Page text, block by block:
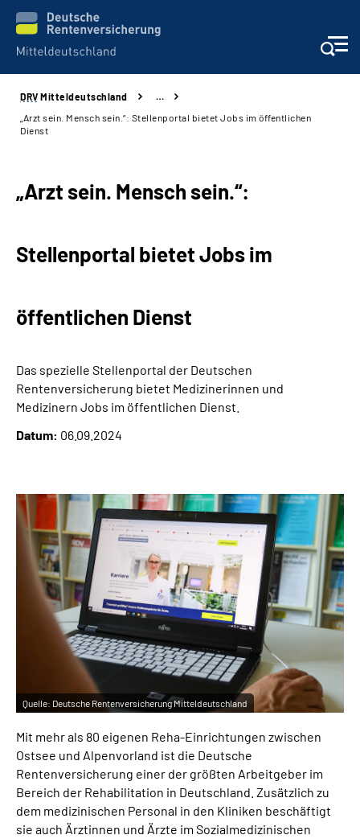
Aktuelles
Formulare
Über uns
Online-Services
Inhalte in Gebärdensprache (DGS)
Suche
Mein Kundenportal
DRV Mitteldeutschland
…
„Arzt sein. Mensch sein.“: Stellenportal bietet Jobs im öffentlichen
Dienst
„Arzt sein. Mensch sein.“:
Stellenportal bietet Jobs im
öffentlichen Dienst
Das spezielle Stellenportal der Deutschen
Rentenversicherung bietet Medizinerinnen und
Medizinern Jobs im öffentlichen Dienst.
Datum: 06.09.2024
Quelle: Deutsche Rentenversicherung Mitteldeutschland
Mit mehr als 80 eigenen Reha-Einrichtungen zwischen
Ostsee und Alpenvorland ist die Deutsche
Rentenversicherung einer der größten Arbeitgeber im
Bereich der Rehabilitation in Deutschland. Zusätzlich zu
dem medizinischen Personal in den Kliniken beschäftigt
sie auch Ärztinnen und Ärzte im Sozialmedizinischen